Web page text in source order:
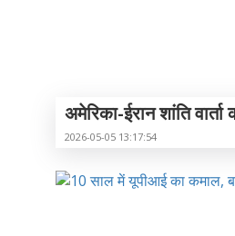
अमेरिका-ईरान शांति
2026-05-05 13:17:54